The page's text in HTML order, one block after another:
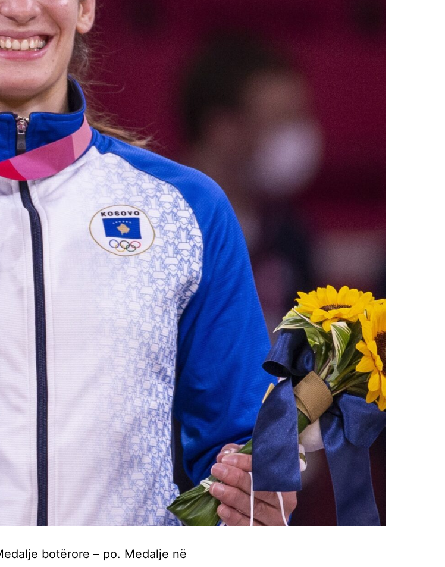
botërore – po. Medalje në